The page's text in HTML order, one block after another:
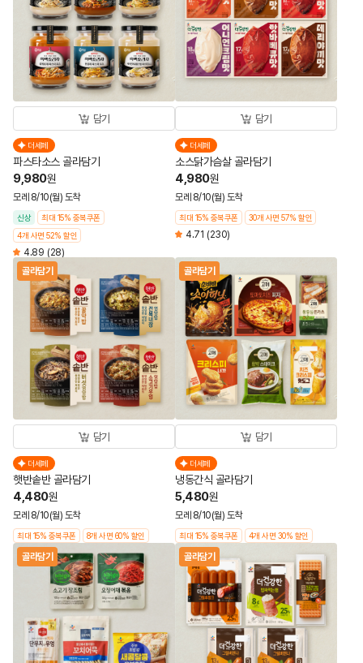
담기
더세페
파스타소스 골라담기
9,980원
모레 8/10(월) 도착
신상
최대 15% 중복쿠폰
4개 사면 52% 할인
4.89 (28)
담기
더세페
소스닭가슴살 골라담기
4,980원
모레 8/10(월) 도착
최대 15% 중복쿠폰 30개 사면 57% 할인
4.71 (230)
골라담기
담기
더세페
햇반솥반 골라담기
4,480원
모레 8/10(월) 도착
최대 15% 중복쿠폰 8개 사면 60% 할인
골라담기
담기
더세페
냉동간식 골라담기
5,480원
모레 8/10(월) 도착
최대 15% 중복쿠폰 4개 사면 30% 할인
골라담기 골라담기